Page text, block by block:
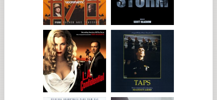
magnates del ferrocarril, aunque sea una época posterior,
queríamos reflejar algo procedente del periodo de los
barones ladrones, algo rollo JP Morgan, pero en californiano.
Eso nos llevó a Tom Hanks y Bryan Cranston».
«Roman y yo habíamos pasado tiempo con ellos dos juntos»,
prosigue Anderson, «y sabía que tenían un carácter muy
especial y algo totalmente americano difícil de encontrar en
otro lado. En cierto modo, es la faceta de Estados Unidos que
me atrae, ese carácter irremediablemente optimista. Ideamos
así todo un halo muy propio de la Costa Oeste de Estados
Unidos (la parte más antigua, Sacramento), que es lo que yo
asocio con eso, lo cual quizá sea por Joan Didion, de algún